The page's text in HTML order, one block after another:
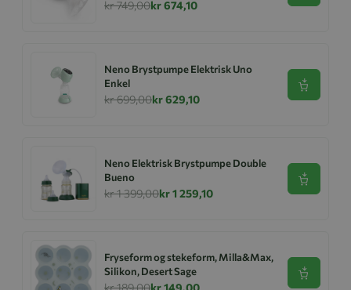
kr 749,00kr 674,10
Neno Brystpumpe Elektrisk Uno
Enkel
kr 699,00kr 629,10
Se
Neno Elektrisk Brystpumpe Double
Bueno
kr 1 399,00kr 1 259,10
Se
Fryseform og stekeform, Milla&Max,
Silikon, Desert Sage
kr 189,00kr 149,00
Se